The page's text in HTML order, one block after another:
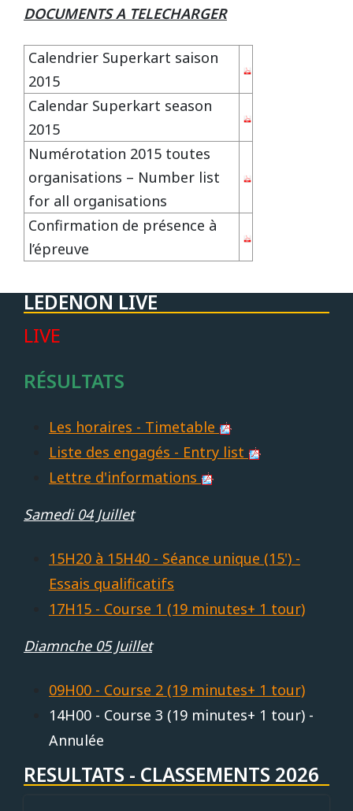
LEDENON LIVE
LIVE
RÉSULTATS
Les horaires - Timetable
Liste des engagés - Entry list
Lettre d'informations
Samedi 04 Juillet
15H20 à 15H40 - Séance unique (15') -
Essais qualificatifs
17H15 - Course 1 (19 minutes+ 1 tour)
Diamnche 05 Juillet
09H00 - Course 2 (19 minutes+ 1 tour)
14H00 - Course 3 (19 minutes+ 1 tour) -
Annulée
RESULTATS - CLASSEMENTS 2026
DOCUMENTS A TELECHARGER
Calendrier Superkart saison
2015
Calendar Superkart season
2015
Numérotation 2015 toutes
organisations – Number list
for all organisations
Confirmation de présence à
l’épreuve